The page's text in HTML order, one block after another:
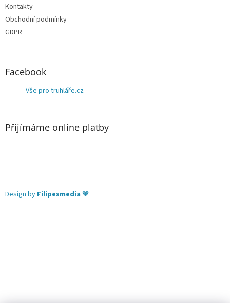
Kontakty
Obchodní podmínky
GDPR
Facebook
Vše pro truhláře.cz
Přijímáme online platby
Design by Filipesmedia 🧡